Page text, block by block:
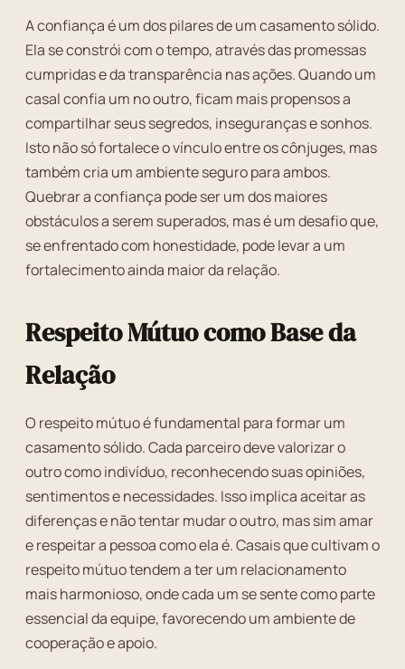
A confiança é um dos pilares de um casamento sólido.
Ela se constrói com o tempo, através das promessas
cumpridas e da transparência nas ações. Quando um
casal confia um no outro, ficam mais propensos a
compartilhar seus segredos, inseguranças e sonhos.
Isto não só fortalece o vínculo entre os cônjuges, mas
também cria um ambiente seguro para ambos.
Quebrar a confiança pode ser um dos maiores
obstáculos a serem superados, mas é um desafio que,
se enfrentado com honestidade, pode levar a um
fortalecimento ainda maior da relação.
Respeito Mútuo como Base da
Relação
O respeito mútuo é fundamental para formar um
casamento sólido. Cada parceiro deve valorizar o
outro como indivíduo, reconhecendo suas opiniões,
sentimentos e necessidades. Isso implica aceitar as
diferenças e não tentar mudar o outro, mas sim amar
e respeitar a pessoa como ela é. Casais que cultivam o
respeito mútuo tendem a ter um relacionamento
mais harmonioso, onde cada um se sente como parte
essencial da equipe, favorecendo um ambiente de
cooperação e apoio.